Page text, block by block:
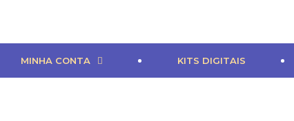
MINHA CONTA KITS DIGITAIS